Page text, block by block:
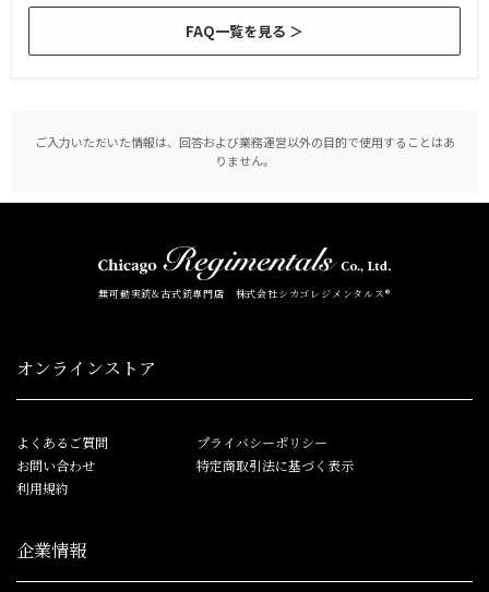
FAQ一覧を見る ＞
ご入力いただいた情報は、回答および業務運営以外の目的で使用することはあ
りません。
無可動実銃&古式銃専門店 株式会社シカゴレジメンタルス®
オンラインストア
よくあるご質問
お問い合わせ
利用規約
プライバシーポリシー
特定商取引法に基づく表示
企業情報